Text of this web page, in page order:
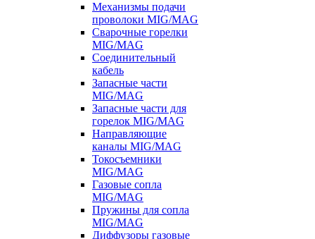
Механизмы подачи
проволоки MIG/MAG
Сварочные горелки
MIG/MAG
Соединительный
кабель
Запасные части
MIG/MAG
Запасные части для
горелок MIG/MAG
Направляющие
каналы MIG/MAG
Токосъемники
MIG/MAG
Газовые сопла
MIG/MAG
Пружины для сопла
MIG/MAG
Диффузоры газовые